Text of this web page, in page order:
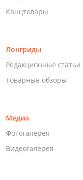
Канцтовары
Лонгриды
Редакционные статьи
Товарные обзоры
Медиа
Фотогалерея
Видеогалерея